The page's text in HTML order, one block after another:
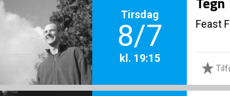
Tirsdag
8/7
kl. 19:15
Feast